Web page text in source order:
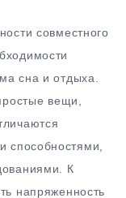
совместного
сна и отдыха.
вещи,
К
напряженность